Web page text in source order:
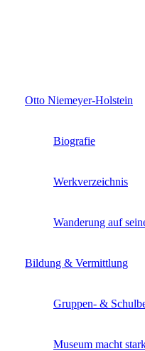
Otto Niemeyer-Holstein
Biografie
Werkverzeichnis
Wanderung auf
Bildung & Vermittlung
Gruppen- &
Museum macht